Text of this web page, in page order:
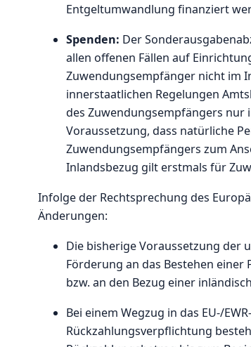
Entgeltumwandlung finanziert
Spenden: Der
allen offenen Fällen auf
Zuwendungsempfänger nicht im
innerstaatlichen Regelungen
des Zuwendungsempfängers nur
Voraussetzung, dass natürliche
Zuwendungsempfängers zum
Inlandsbezug gilt erstmals für
Infolge der Rechtsprechung des
Änderungen:
Die bisherige Voraussetzung der
Förderung an das Bestehen
bzw. an den Bezug einer
Bei einem Wegzug in das EU-/
Rückzahlungsverpflichtung